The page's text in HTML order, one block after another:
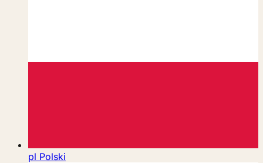
pl Polski